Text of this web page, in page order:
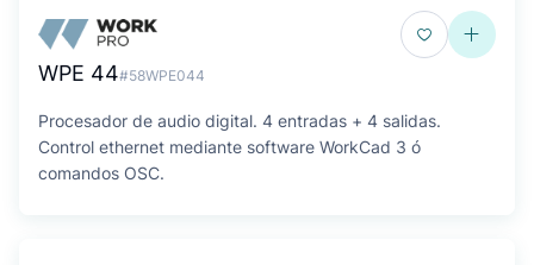
WPE 44#58WPE044
Procesador de audio digital. 4 entradas + 4 salidas.
Control ethernet mediante software WorkCad 3 ó
comandos OSC.